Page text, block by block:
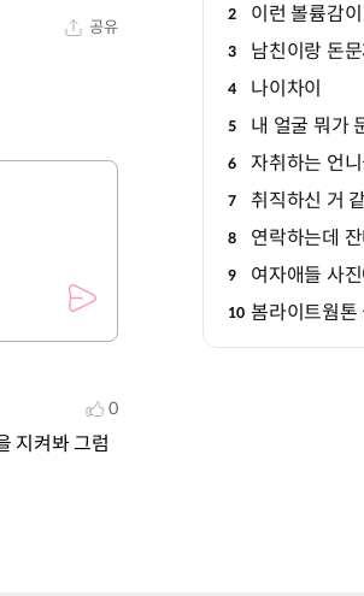
공유
0
지켜봐 그럼
2 이런 볼륨감
3
4 나이차이
5 내 얼굴 뭐가
6 자취하는 언
7 취직하신 거
8 연락하는데
9
10 봄라이트웜톤